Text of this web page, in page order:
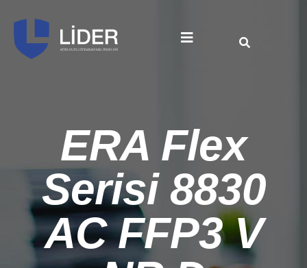
ERA Flex
Serisi 8830
AC FFP3 V